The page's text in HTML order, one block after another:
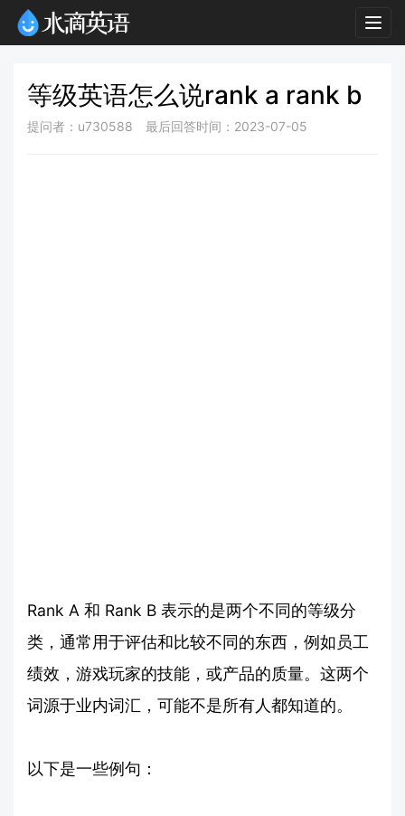
等级英语怎么说rank a rank b
提问者：u730588 最后回答时间：2023-07-05
Rank A 和 Rank B 表示的是两个不同的等级分
类，通常用于评估和比较不同的东西，例如员工
绩效，游戏玩家的技能，或产品的质量。这两个
词源于业内词汇，可能不是所有人都知道的。
以下是一些例句：